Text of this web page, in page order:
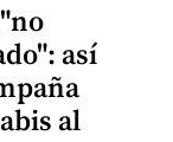
así
al